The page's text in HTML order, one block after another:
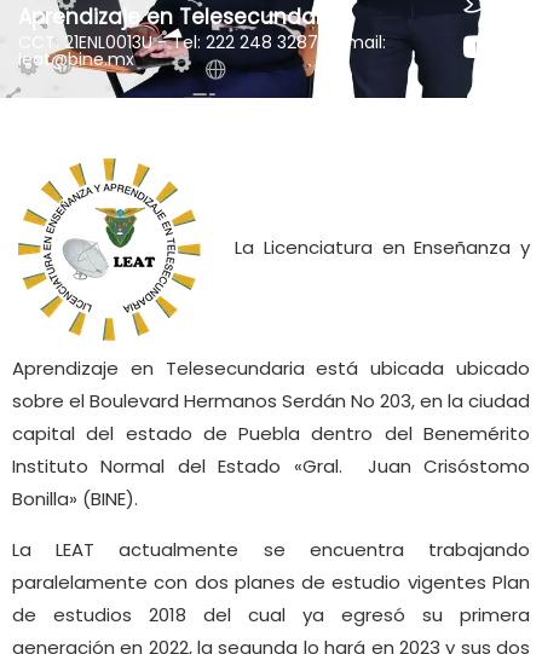
Aprendizaje en Telesecundaria
CCT: 21ENL0013U - Tel: 222 248 3287 - Email:
leat@bine.mx
La Licenciatura en Enseñanza y
Aprendizaje en Telesecundaria está ubicada ubicado
sobre el Boulevard Hermanos Serdán No 203, en la ciudad
capital del estado de Puebla dentro del Benemérito
Instituto Normal del Estado «Gral. Juan Crisóstomo
Bonilla» (BINE).
La LEAT actualmente se encuentra trabajando
paralelamente con dos planes de estudio vigentes Plan
de estudios 2018 del cual ya egresó su primera
generación en 2022, la segunda lo hará en 2023 y sus dos